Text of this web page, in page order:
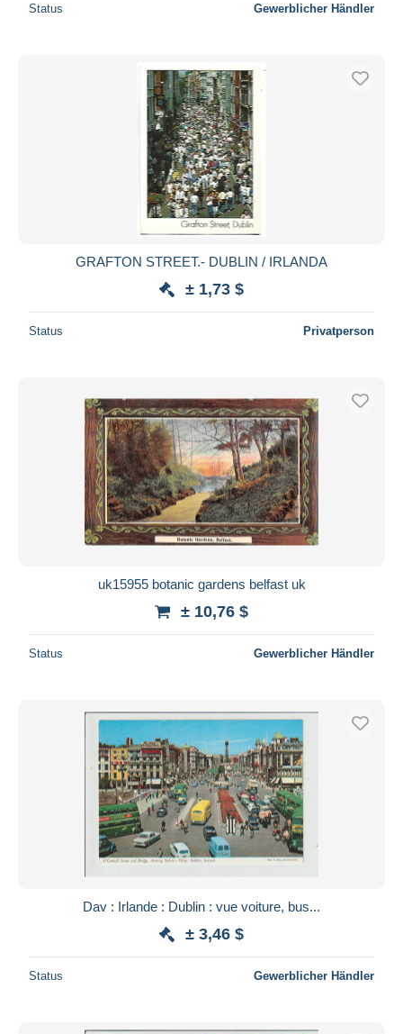
Status Gewerblicher Händler
GRAFTON STREET.- DUBLIN / IRLANDA
± 1,73 $
Status Privatperson
uk15955 botanic gardens belfast uk
± 10,76 $
Status Gewerblicher Händler
Dav : Irlande : Dublin : vue voiture, bus...
± 3,46 $
Status Gewerblicher Händler